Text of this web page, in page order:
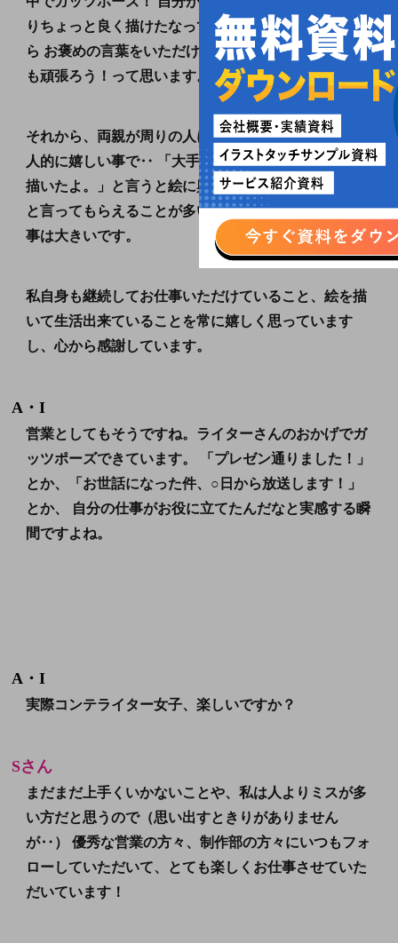
りちょっと良く描けたなって時にお客様や営業の方か
ら お褒めの言葉をいただけるとやっぱり嬉しくて、次
も頑張ろう！って思います。
それから、両親が周りの人に自慢できるというのは個
人的に嬉しい事で‥ 「大手メーカーさんのCMコンテ
描いたよ。」と言うと絵に興味がない人でもすごい！
と言ってもらえることが多いので親の安心を得られた
事は大きいです。
私自身も継続してお仕事いただけていること、絵を描
いて生活出来ていることを常に嬉しく思っています
し、心から感謝しています。
A・I
営業としてもそうですね。 ライターさんのおかげでガ
ッツポーズできています。
「プレゼン通りました！」
とか、「お世話になった件、○日から放送します！」
とか、 自分の仕事がお役に立てたんだなと実感する瞬
間ですよね。
A・I
実際コンテライター女子、楽しいですか？
Sさん
まだまだ上手くいかないことや、私は人よりミスが多
い方だと思うので（思い出すときりがありません
が‥） 優秀な営業の方々、制作部の方々にいつもフォ
ローしていただいて、とても楽しくお仕事させていた
だいています！